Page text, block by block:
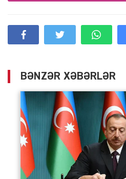
BƏNZƏR XƏBƏRLƏR